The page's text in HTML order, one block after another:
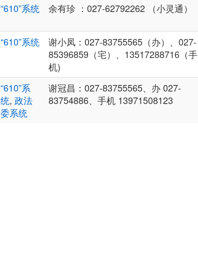
“610”系统 余有珍 ：027-62792262 （小灵通）
“610”系统
谢小凤：027-83755565（办）、027-
85396859（宅）、13517288716（手
机)
“610”系
统, 政法
委系统
谢冠昌：027-83755565、办 027-
83754886、手机 13971508123